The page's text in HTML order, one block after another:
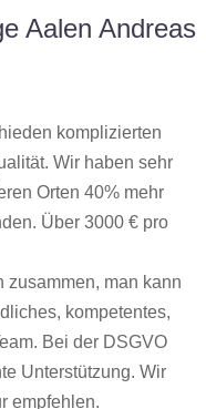
Aalen Andreas
komplizierten
Wir haben sehr
Orten 40% mehr
Über 3000 € pro
zusammen, man kann
kompetentes,
Bei der DSGVO
Unterstützung. Wir
empfehlen.